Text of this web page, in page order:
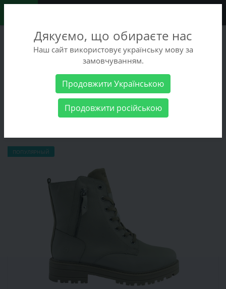
+38 (068) 486-90-09
+38 (093) 486-90-09
Женские товары Женская обувь Ботинки Remonte D2287-60
Ботинки Remonte D2287-60
ПОПУЛЯРНЫЙ
Дякуємо, що обираєте нас
Наш сайт використовує українську мову за
замовчуванням.
Продовжити Українською
Продовжити російською